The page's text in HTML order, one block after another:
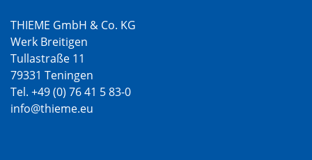
THIEME GmbH & Co. KG
Werk Breitigen
Tullastraße 11
79331 Teningen
Tel. +49 (0) 76 41 5 83-0
info@thieme.eu